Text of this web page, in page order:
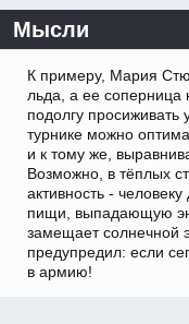
Мысли
К примеру, Мария
льда, а ее соперница
подолгу
турнике можно
и к тому же,
Возможно, в тёплых
активность -
пищи, выпадающую
замещает солнечной
предупредил: если
в армию!